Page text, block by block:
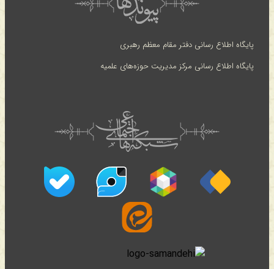
پایگاه اطلاع رسانی دفتر مقام معظم رهبری
پایگاه اطلاع رسانی مرکز مدیریت حوزه‌های علمیه